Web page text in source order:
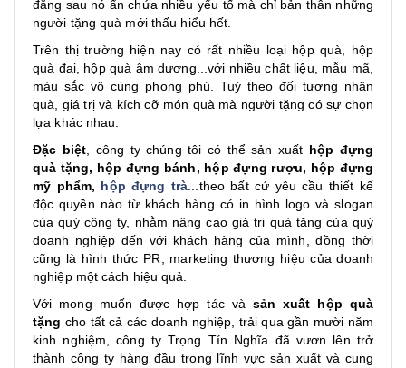
đằng sau nó ẩn chứa nhiều yếu tố mà chỉ bản thân những
người tặng quà mới thấu hiểu hết.
Trên thị trường hiện nay có rất nhiều loại hộp quà, hộp
quà đai, hộp quà âm dương...với nhiều chất liệu, mẫu mã,
màu sắc vô cùng phong phú. Tuỳ theo đối tượng nhận
quà, giá trị và kích cỡ món quà mà người tặng có sự chọn
lựa khác nhau.
Đặc biệt , công ty chúng tôi có thể sản xuất hộp đựng
quà tặng, hộp đựng bánh, hộp đựng rượu, hộp đựng
mỹ phẩm, hộp đựng trà ...theo bất cứ yêu cầu thiết kế
độc quyền nào từ khách hàng có in hình logo và slogan
của quý công ty, nhằm nâng cao giá trị quà tặng của quý
doanh nghiệp đến với khách hàng của mình, đồng thời
cũng là hình thức PR, marketing thương hiệu của doanh
nghiệp một cách hiệu quả.
Với mong muốn được hợp tác và sản xuất hộp quà
tặng cho tất cả các doanh nghiệp, trải qua gần mười năm
kinh nghiệm, công ty Trọng Tín Nghĩa đã vươn lên trở
thành công ty hàng đầu trong lĩnh vực sản xuất và cung